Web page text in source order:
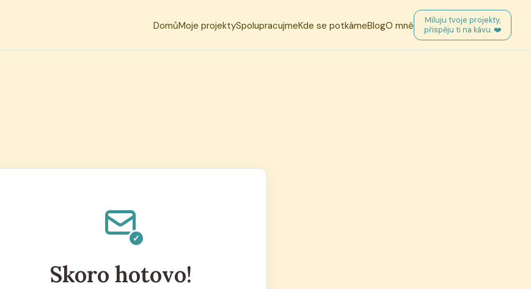
DomůMoje projektySpolupracujmeKde se potkámeBlogO mně
Miluju tvoje projekty,
přispěju ti na kávu. ❤️
✓
Skoro hotovo!